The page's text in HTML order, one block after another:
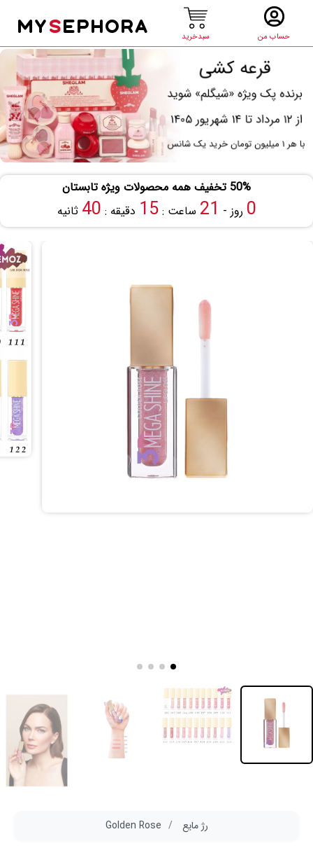
حساب من سبدخرید
MYSEPHORA
50% تخفیف همه محصولات ویژه تابستان
0 روز - 21 ساعت :15 دقیقه : 40 ثانیه
رژ مایع Golden Rose